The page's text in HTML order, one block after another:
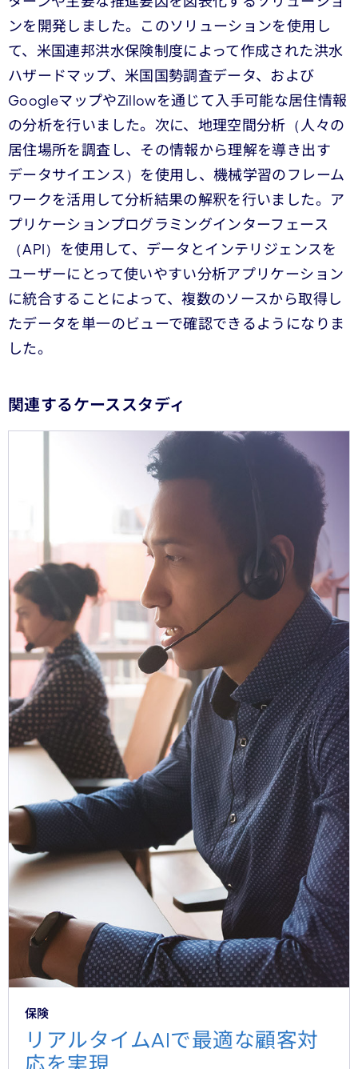
ンを開発しました。このソリューションを使用し
て、米国連邦洪水保険制度によって作成された洪水
ハザードマップ、米国国勢調査データ、および
GoogleマップやZillowを通じて入手可能な居住情報
の分析を行いました。次に、地理空間分析（人々の
居住場所を調査し、その情報から理解を導き出す
データサイエンス）を使用し、機械学習のフレーム
ワークを活用して分析結果の解釈を行いました。ア
プリケーションプログラミングインターフェース
（API）を使用して、データとインテリジェンスを
ユーザーにとって使いやすい分析アプリケーション
に統合することによって、複数のソースから取得し
たデータを単一のビューで確認できるようになりま
した。
関連するケーススタディ
保険
リアルタイムAIで最適な顧客対
応を実現